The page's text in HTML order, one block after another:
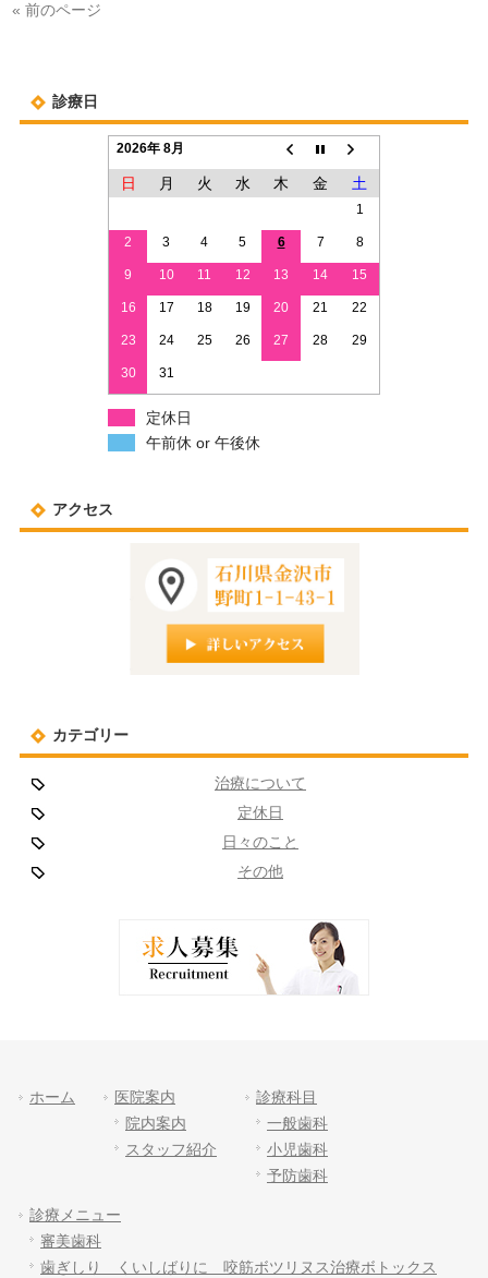
« 前のページ
診療日
2026年 8月
日 月 火 水 木 金 土
1
2 3 4 5 6 7 8
9 10 11 12 13 14 15
16 17 18 19 20 21 22
23 24 25 26 27 28 29
30 31
定休日
午前休 or 午後休
アクセス
カテゴリー
治療について
定休日
日々のこと
その他
ホーム
医院案内
院内案内
スタッフ紹介
診療科目
一般歯科
小児歯科
予防歯科
診療メニュー
審美歯科
歯ぎしり くいしばりに 咬筋ボツリヌス治療ボトックス